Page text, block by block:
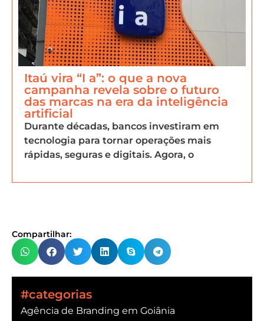
Itaú vira “I a”: o que a nova
campanha revela sobre o futuro
das marcas na era da inteligência
artificial
Durante décadas, bancos investiram em
tecnologia para tornar operações mais
rápidas, seguras e digitais. Agora, o
Compartilhar:
#categorias
Agência de Branding em Goiânia